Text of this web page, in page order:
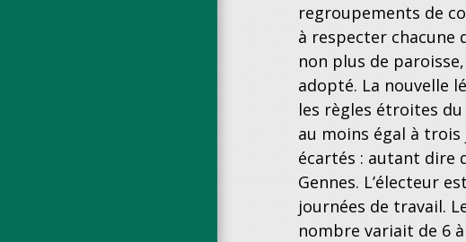
regroupements de
à respecter chacune
non plus de
adopté. La nouvelle
les règles étroites
au moins égal à
écartés : autant dire
Gennes. L’électeur
journées de travail.
nombre variait de 6